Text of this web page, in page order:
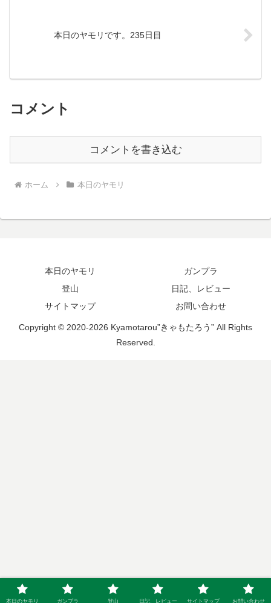
本日のヤモリです。235日目
コメント
コメントを書き込む
ホーム 本日のヤモリ
本日のヤモリ
ガンプラ
登山
日記、レビュー
サイトマップ
お問い合わせ
Copyright © 2020-2026 Kyamotarou”きゃもたろう” All Rights
Reserved.
本日のヤモリ ガンプラ 登山 日記、レビュー サイトマップ お問い合わせ